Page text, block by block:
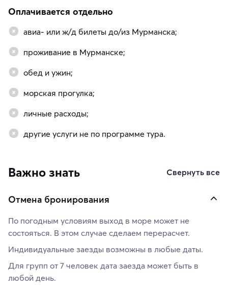
Оплачивается отдельно
авиа- или ж/д билеты до/из Мурманска;
проживание в Мурманске;
обед и ужин;
морская прогулка;
личные расходы;
другие услуги не по программе тура.
Важно знать Свернуть все
Отмена бронирования
По погодным условиям выход в море может не
состояться. В этом случае сделаем перерасчет.
Индивидуальные заезды возможны в любые даты.
Для групп от 7 человек дата заезда может быть в
любой день.